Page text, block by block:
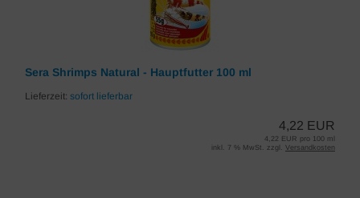
Sera Shrimps Natural - Hauptfutter 100 ml
Lieferzeit: sofort lieferbar
4,22 EUR
4,22 EUR pro 100 ml
inkl. 7 % MwSt. zzgl. Versandkosten